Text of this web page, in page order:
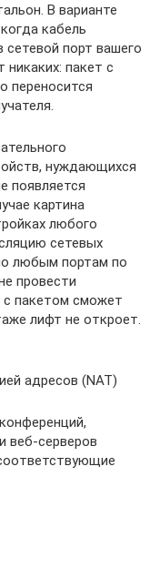
В варианте
кабель
порт вашего
пакет с
переносится
нуждающихся
появляется
картина
любого
сетевых
любым портам по
провести
с пакетом сможет
лифт не откроет.
адресов (NAT)
веб-серверов